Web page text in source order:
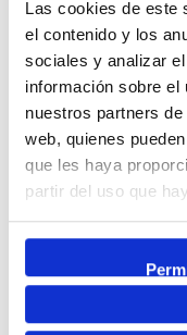
Las cookies de este
el contenido y los
sociales y analizar
información sobre el
nuestros partners
web, quienes
que les haya
partir del uso que
Social